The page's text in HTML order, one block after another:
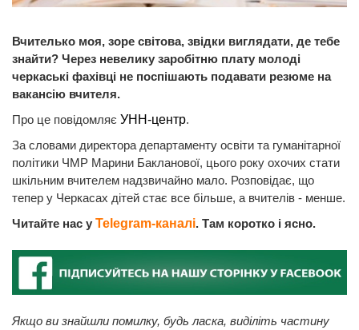
Вчителько моя, зоре світова, звідки виглядати, де тебе
знайти? Через невелику заробітню плату молоді
черкаські фахівці не поспішають подавати резюме на
вакансію вчителя.
Про це повідомляє УНН-центр.
За словами директора департаменту освіти та гуманітарної
політики ЧМР Марини Бакланової, цього року охочих стати
шкільним вчителем надзвичайно мало. Розповідає, що
тепер у Черкасах дітей стає все більше, а вчителів - менше.
Читайте нас у Telegram-каналі. Там коротко і ясно.
Якщо ви знайшли помилку, будь ласка, виділіть частину